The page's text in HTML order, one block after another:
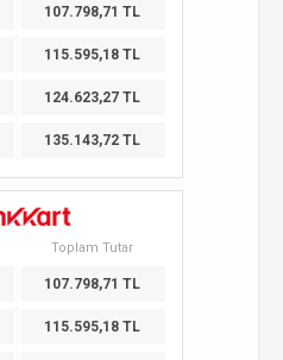
107.798,71 TL
115.595,18 TL
124.623,27 TL
135.143,72 TL
Toplam Tutar
107.798,71 TL
115.595,18 TL